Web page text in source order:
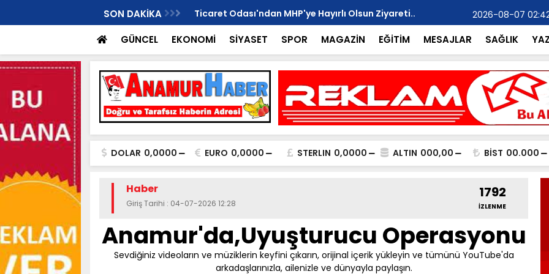
SON DAKİKA
Harekete Geçme Zamanı!" Ticaret Odası'ndan MHP'ye Hayırlı Olsun Ziyareti..
Mehmet
2026-08-07
GÜNCEL EKONOMİ SİYASET SPOR MAGAZİN EĞİTİM MESAJLAR SAĞLIK
DOLAR 0,0000 EURO 0,0000 STERLIN 0,0000 ALTIN 000,00 BİST 00.000
Haber
Giriş Tarihi : 04-07-2026 12:28
1792
İZLENME
Anamur'da,Uyuşturucu Operasyonu
Sevdiğiniz videoların ve müziklerin keyfini çıkarın, orijinal içerik yükleyin ve tümünü YouTube'da
arkadaşlarınızla, ailenizle ve dünyayla paylaşın.